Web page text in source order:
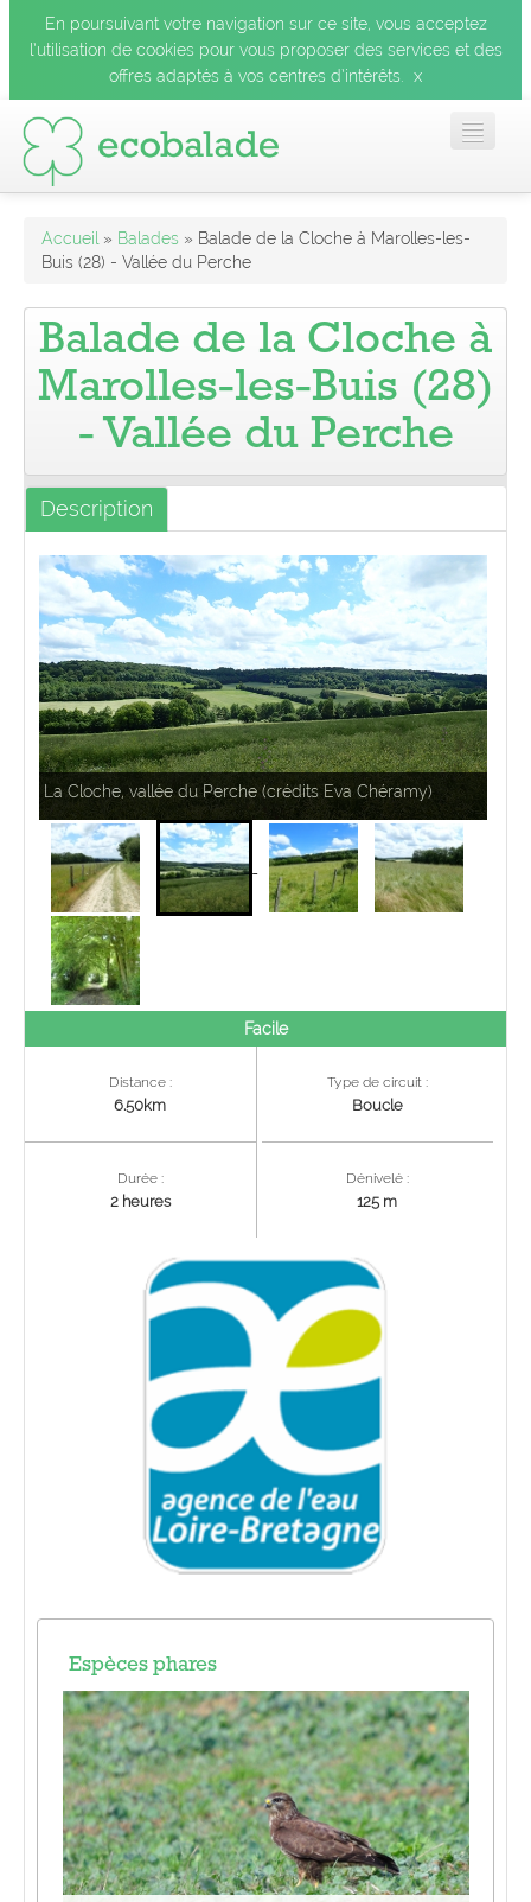
En poursuivant votre navigation sur ce site, vous acceptez
l’utilisation de cookies pour vous proposer des services et des
offres adaptés à vos centres d’intérêts.
x
Mobile
Pro
Accueil » Balades » Balade de la Cloche à Marolles-les-
Buis (28) - Vallée du Perche
Balade de la Cloche à
Marolles-les-Buis (28)
- Vallée du Perche
Description
La Cloche, vallée du Perche (crédits Eva Chéramy)
Facile
Distance :
6.50km
Type de circuit :
Boucle
Durée :
2 heures
Dénivelé :
125 m
Espèces phares